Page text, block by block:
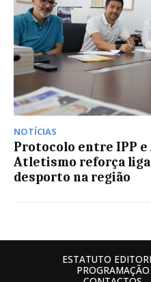
NOTÍCIAS
Protocolo entre IPP e
Atletismo reforça
desporto na região
ESTATUTO
PROGRAMAÇÃO